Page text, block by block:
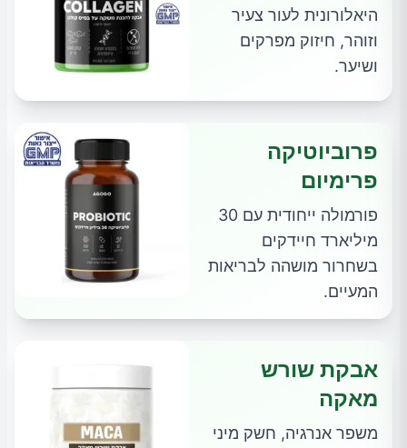
היאלורונית לעור צעיר
וזוהר, חיזוק מפרקים
ושיער.
פרוביוטיקה
פרימיום
פורמולה ייחודית עם 30
מיליארד חיידקים
בשחרור מושהה לבריאות
המעיים.
אבקת שורש
מאקה
משפר אנרגיה, חשק מיני